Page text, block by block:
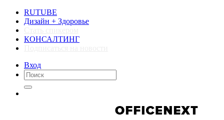
RUTUBE
Дизайн + Здоровье
КОНСАЛТИНГ
Вход